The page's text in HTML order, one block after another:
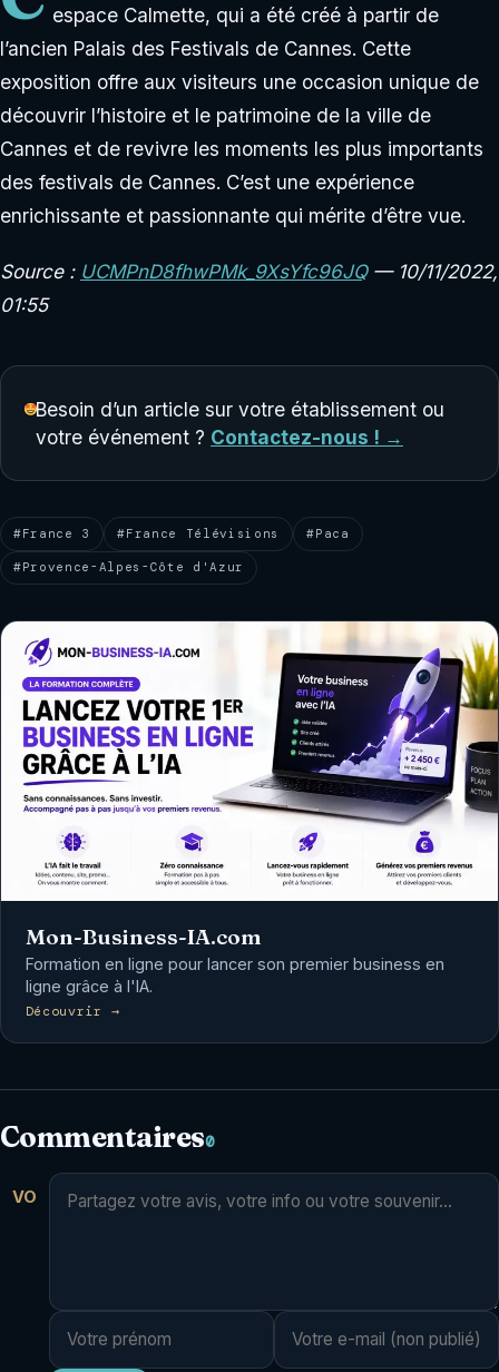
espace Calmette, qui a été créé à partir de
l’ancien Palais des Festivals de Cannes. Cette
exposition offre aux visiteurs une occasion unique de
découvrir l’histoire et le patrimoine de la ville de
Cannes et de revivre les moments les plus importants
des festivals de Cannes. C’est une expérience
enrichissante et passionnante qui mérite d’être vue.
Source : UCMPnD8fhwPMk_9XsYfc96JQ— 10/11/2022,
01:55
Besoin d’un article sur votre établissement ou
votre événement ? Contactez-nous ! →
#France 3 #France Télévisions #Paca
#Provence-Alpes-Côte d'Azur
Mon-Business-IA.com
Formation en ligne pour lancer son premier business en
ligne grâce à l'IA.
Découvrir →
Commentaires0
VO